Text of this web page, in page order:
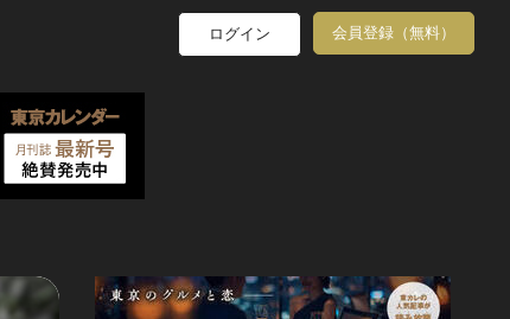
ログイン 会員登録（無料）